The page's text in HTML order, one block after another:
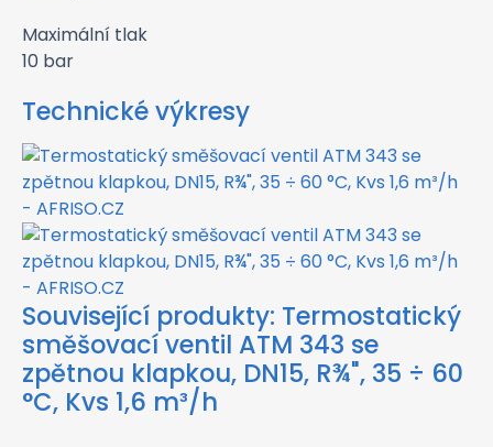
Maximální tlak
10 bar
Technické výkresy
Související produkty: Termostatický
směšovací ventil ATM 343 se
zpětnou klapkou, DN15, R¾", 35 ÷ 60
°C, Kvs 1,6 m³/h